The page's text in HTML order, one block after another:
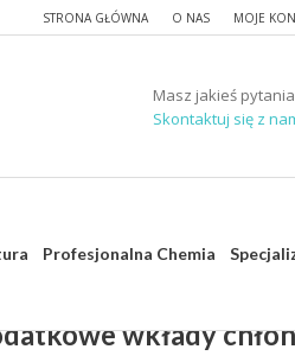
STRONA GŁÓWNA O NAS MOJE
Masz jakieś
Skontaktuj się z
Profesjonalna Chemia
wkłady